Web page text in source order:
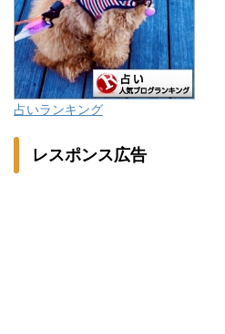
占いランキング
レスポンス広告